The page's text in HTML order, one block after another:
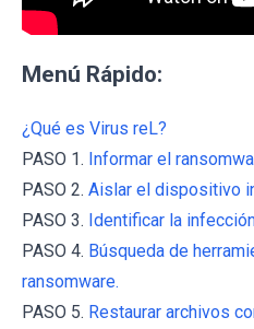
Menú Rápido:
¿Qué es Virus reL?
PASO 1. Informar el
PASO 2. Aislar el dispositivo
PASO 3. Identificar la
PASO 4. Búsqueda de
ransomware.
PASO 5. Restaurar archivos